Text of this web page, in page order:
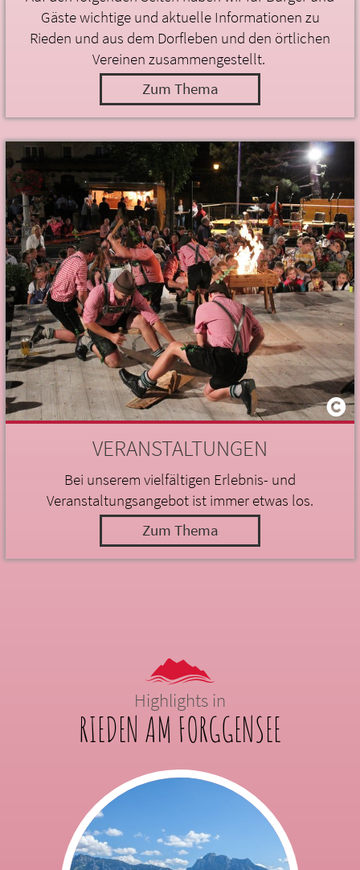
Gäste wichtige und aktuelle Informationen zu
Rieden und aus dem Dorfleben und den örtlichen
Vereinen zusammengestellt.
Zum Thema
VERANSTALTUNGEN
Bei unserem vielfältigen Erlebnis- und
Veranstaltungsangebot ist immer etwas los.
Zum Thema
Highlights in
RIEDEN AM FORGGENSEE